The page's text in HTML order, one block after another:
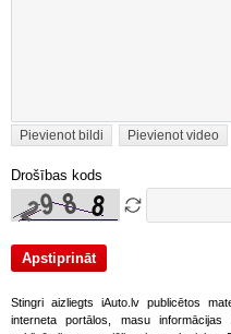
Pievienot bildi Pievienot video
Drošības kods
Stingri aizliegts iAuto.lv publicētos
interneta portālos, masu